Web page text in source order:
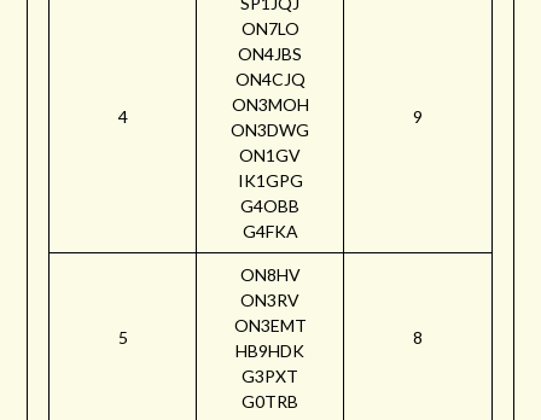
4
ON7LO
ON4JBS
ON4CJQ
ON3MOH
ON3DWG
ON1GV
IK1GPG
G4OBB
G4FKA
9
5
ON8HV
ON3RV
ON3EMT
HB9HDK
G3PXT
G0TRB
8